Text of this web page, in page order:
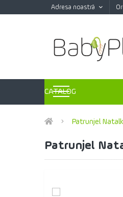
Adresa noastră
CATALOG
Patrunjel
Patrunjel